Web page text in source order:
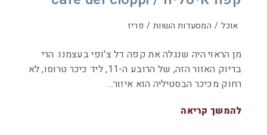
אוכל / המסעדות השוות / פריז
מן הראוי היה שנגלה את קפה דל צ'ופי בעצמנו. הרי
בדיוק האזור הזה, של הרובע ה-11, ליד כיכר טרוסו, לא
רחוק מכיכר הבסטיליה הוא איזור…
להמשך קריאה